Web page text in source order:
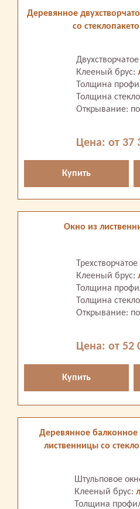
Деревянное
со
Двухстворчатое
Клееный брус:
Толщина
Толщина
Открывание:
Цена: от 37
Купить
Окно из
Трехстворчатое
Клееный брус:
Толщина
Толщина
Открывание:
Цена: от 52
Купить
Деревянное балконное
лиственницы со
Штульповое
Клееный брус:
Толщина